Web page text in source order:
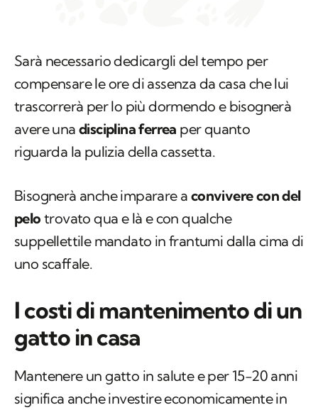
Sarà necessario dedicargli del tempo per
compensare le ore di assenza da casa che lui
trascorrerà per lo più dormendo e bisognerà
avere unadisciplina ferrea per quanto
riguarda la pulizia della cassetta.
Bisognerà anche imparare a convivere con del
pelo trovato qua e là e con qualche
suppellettile mandato in frantumi dalla cima di
uno scaffale.
I costi di mantenimento di un
gatto in casa
Mantenere un gatto in salute e per 15-20 anni
significa anche investire economicamente in